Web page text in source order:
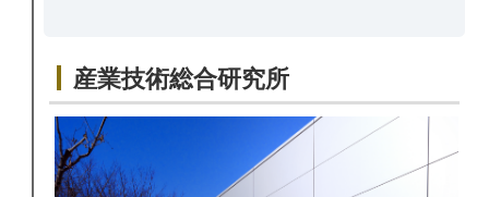
産業技術総合研究所